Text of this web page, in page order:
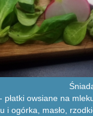
płatki owsiane na
i ogórka, masło,